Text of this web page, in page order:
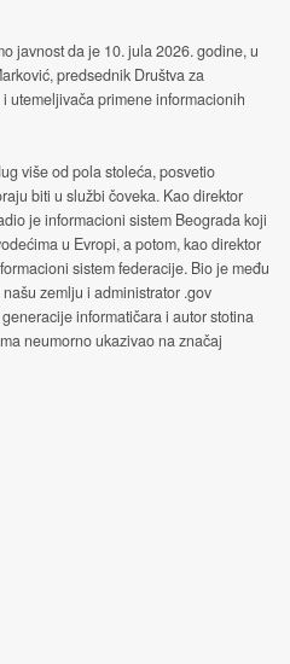
javnost da je 10. jula 2026. godine, u
predsednik Društva za
utemeljivača primene informacionih
više od pola stoleća, posvetio
biti u službi čoveka. Kao direktor
je informacioni sistem Beograda koji
u Evropi, a potom, kao direktor
sistem federacije. Bio je među
zemlju i administrator .gov
informatičara i autor stotina
neumorno ukazivao na značaj